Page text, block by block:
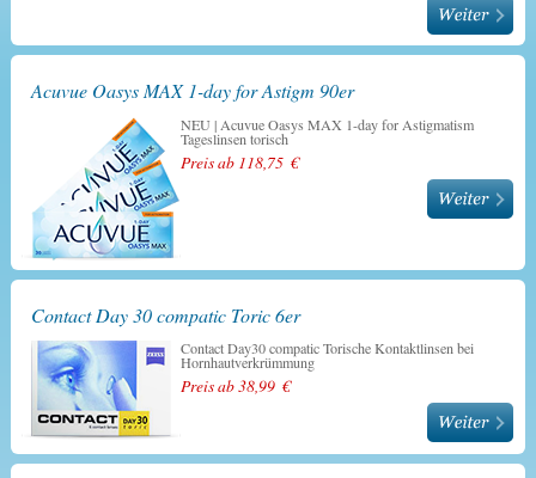
Acuvue Oasys MAX 1-day for Astigm 90er
NEU | Acuvue Oasys MAX 1-day for Astigmatism
Tageslinsen torisch
Preis ab 118,75 €
Contact Day 30 compatic Toric 6er
Contact Day30 compatic Torische Kontaktlinsen bei
Hornhautverkrümmung
Preis ab 38,99 €